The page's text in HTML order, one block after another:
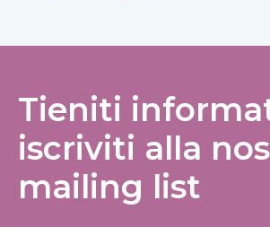
Tieniti
iscriviti alla
mailing list